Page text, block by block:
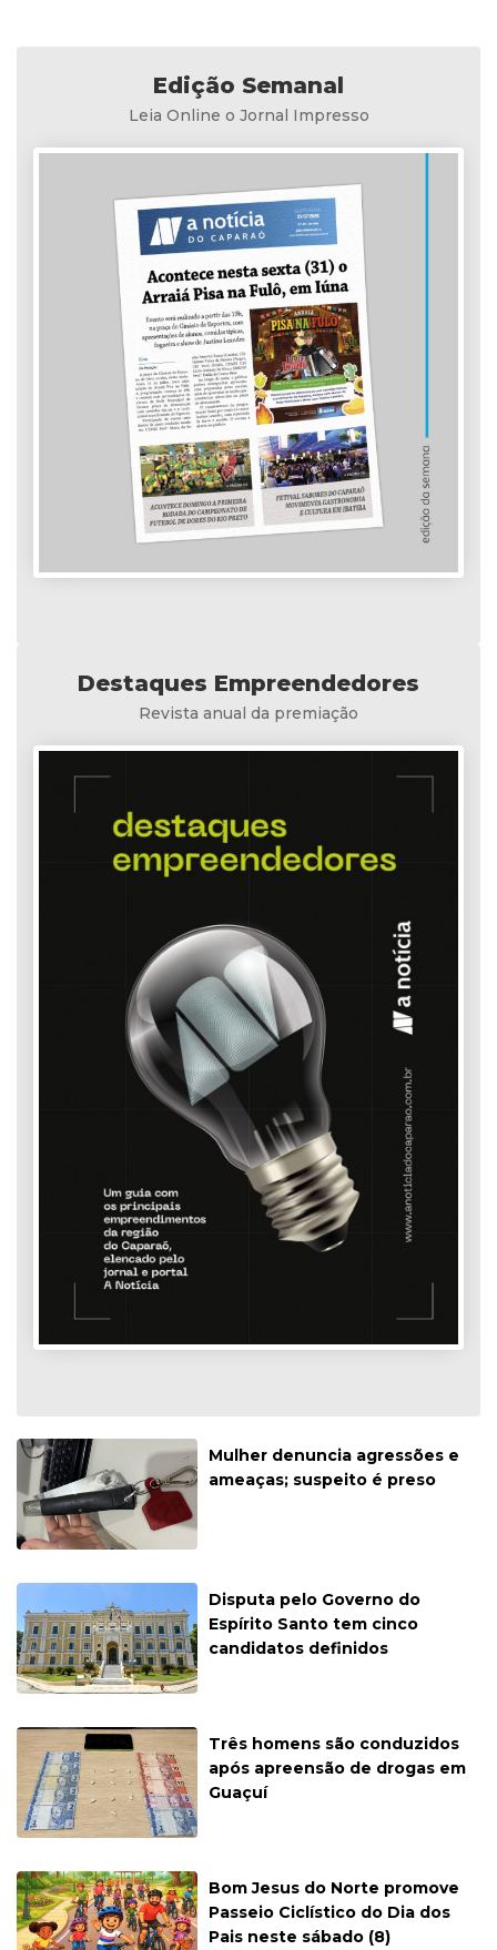
Edição Semanal
Leia Online o Jornal Impresso
Destaques Empreendedores
Revista anual da premiação
Mulher denuncia agressões e
ameaças; suspeito é preso
Disputa pelo Governo do
Espírito Santo tem cinco
candidatos definidos
Três homens são conduzidos
após apreensão de drogas em
Guaçuí
Bom Jesus do Norte promove
Passeio Ciclístico do Dia dos
Pais neste sábado (8)